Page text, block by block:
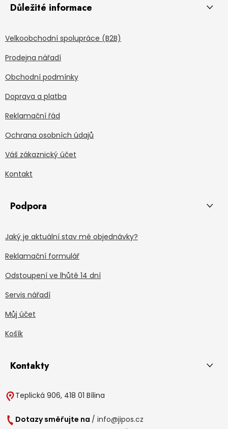
Důležité informace
Velkoobchodní spolupráce (B2B)
Prodejna nářadí
Obchodní podmínky
Doprava a platba
Reklamační řád
Ochrana osobních údajů
Váš zákaznický účet
Kontakt
Podpora
Jaký je aktuální stav mé objednávky?
Reklamační formulář
Odstoupení ve lhůtě 14 dní
Servis nářadí
Můj účet
Košík
Kontakty
Teplická 906, 418 01 Bílina
Dotazy směřujte na / info@jipos.cz